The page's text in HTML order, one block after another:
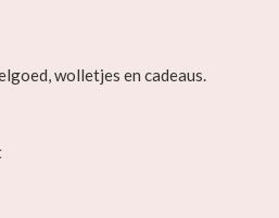
wolletjes en cadeaus.